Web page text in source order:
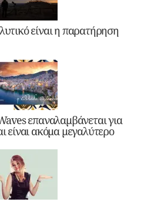
είναι η παρατήρηση
επαναλαμβάνεται για
είναι ακόμα μεγαλύτερο